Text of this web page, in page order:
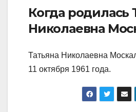
Когда родилась
Николаевна
Татьяна Николаевна
11 октября 1961 года.